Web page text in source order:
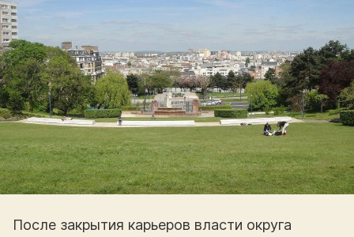
После закрытия карьеров власти округа